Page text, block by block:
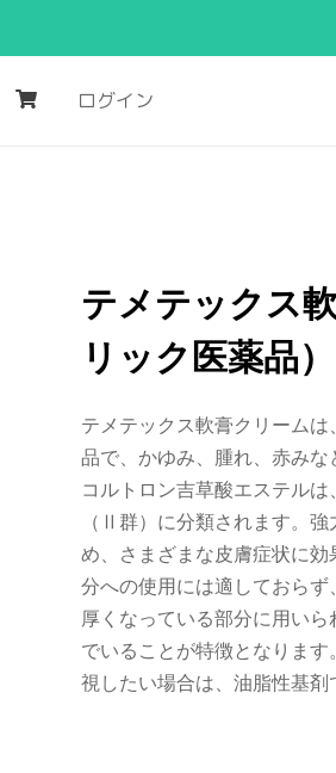
ログイン
テメテックス
リック医薬品）
テメテックス軟膏クリーム
品で、かゆみ、腫れ、赤み
コルトロン吉草酸エステル
（Ⅱ群）に分類されます。
め、さまざまな皮膚症状に
分への使用には適しておら
厚くなっている部分に用い
でいることが特徴となりま
視したい場合は、油脂性基